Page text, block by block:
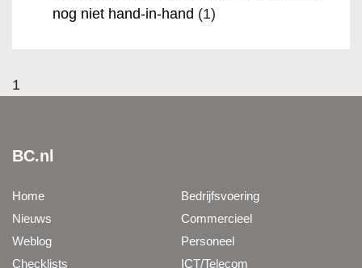
nog niet hand-in-hand (1)
1
BC.nl
Home
Nieuws
Weblog
Checklists
Bedrijfsvoering
Commercieel
Personeel
ICT/Telecom